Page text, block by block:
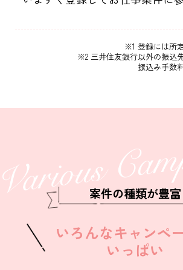
※1 登録には所
※2 三井住友銀行以外の振込
振込み手数
案件の種類が豊富
いろんなキャンペ
いっぱい